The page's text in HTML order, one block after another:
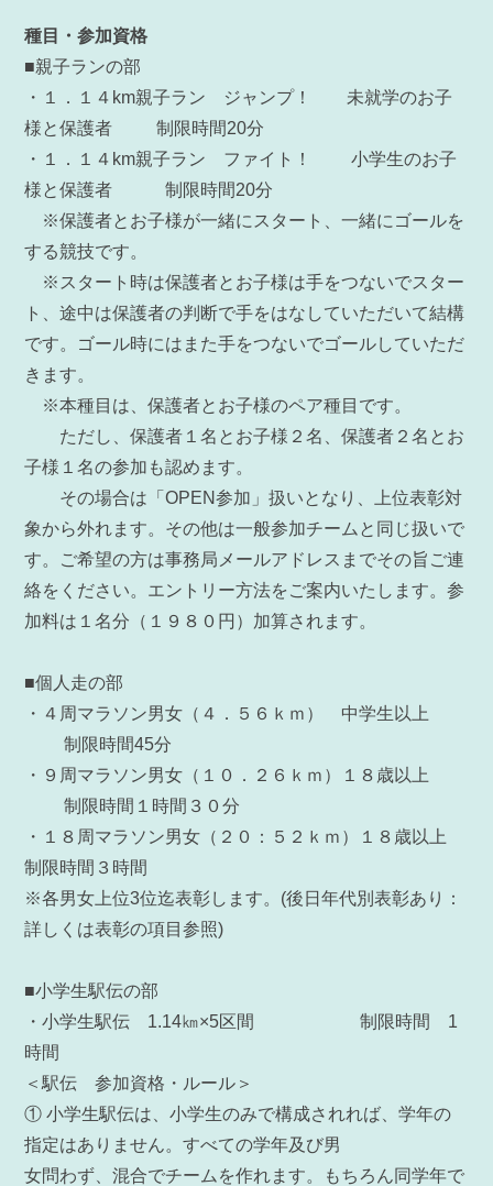
種目・参加資格
■親子ランの部
・１．１４km親子ラン ジャンプ！ 未就学のお子
様と保護者 制限時間20分
・１．１４km親子ラン ファイト！ 小学生のお子
様と保護者 制限時間20分
※保護者とお子様が一緒にスタート、一緒にゴールを
する競技です。
※スタート時は保護者とお子様は手をつないでスター
ト、途中は保護者の判断で手をはなしていただいて結構
です。ゴール時にはまた手をつないでゴールしていただ
きます。
※本種目は、保護者とお子様のペア種目です。
ただし、保護者１名とお子様２名、保護者２名とお
子様１名の参加も認めます。
その場合は「OPEN参加」扱いとなり、上位表彰対
象から外れます。その他は一般参加チームと同じ扱いで
す。ご希望の方は事務局メールアドレスまでその旨ご連
絡をください。エントリー方法をご案内いたします。参
加料は１名分（１９８０円）加算されます。
■個人走の部
・４周マラソン男女（４．５６ｋｍ） 中学生以上
制限時間45分
・９周マラソン男女（１０．２６ｋｍ）１８歳以上
制限時間１時間３０分
・１８周マラソン男女（２０：５２ｋｍ）１８歳以上
制限時間３時間
※各男女上位3位迄表彰します。(後日年代別表彰あり：
詳しくは表彰の項目参照)
■小学生駅伝の部
・小学生駅伝 1.14㎞×5区間 制限時間 1
時間
＜駅伝 参加資格・ルール＞
① 小学生駅伝は、小学生のみで構成されれば、学年の
指定はありません。すべての学年及び男
女問わず、混合でチームを作れます。もちろん同学年で